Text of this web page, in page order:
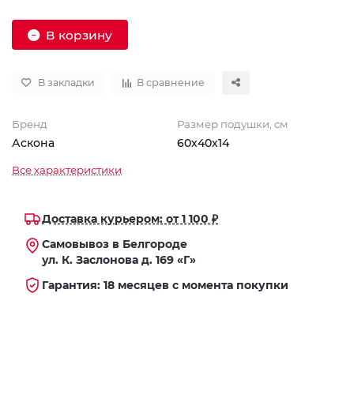
В корзину
В закладки В сравнение
Бренд
Аскона
Размер подушки, см
60х40х14
Все характеристики
Доставка курьером: от 1 100 ₽
Самовывоз в Белгороде
ул. К. Заслонова д. 169 «Г»
Гарантия: 18 месяцев с момента покупки